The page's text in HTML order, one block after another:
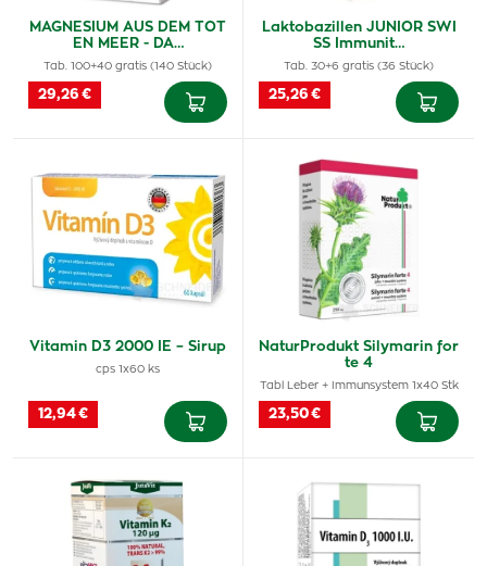
MAGNESIUM AUS DEM TOT
EN MEER - DA…
Tab. 100+40 gratis (140 Stück)
29,26 €
Laktobazillen JUNIOR SWI
SS Immunit…
Tab. 30+6 gratis (36 Stück)
25,26 €
Vitamin D3 2000 IE – Sirup
cps 1x60 ks
12,94 €
NaturProdukt Silymarin for
te 4
Tabl Leber + Immunsystem 1x40 Stk
23,50 €